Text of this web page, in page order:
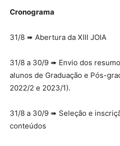
Cronograma
31/8 ➠ Abertura da XIII JOIA
31/8 a 30/9 ➠ Envio dos
alunos de Graduação e Pós-
2022/2 e 2023/1).
31/8 a 30/9 ➠ Seleção e
conteúdos